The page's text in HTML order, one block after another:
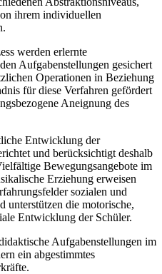
ihrem individuellen
werden erlernte
Aufgabenstellungen gesichert
Operationen in Beziehung
für diese Verfahren gefördert
Aneignung des
Entwicklung der
und berücksichtigt deshalb
Bewegungsangebote im
Erziehung erweisen
sozialen und
unterstützen die motorische,
Entwicklung der Schüler.
Aufgabenstellungen im
ein abgestimmtes